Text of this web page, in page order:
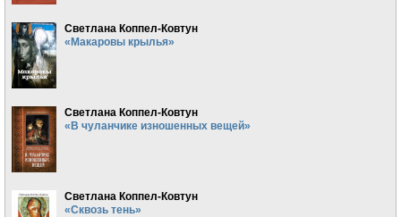
Светлана Коппел-Ковтун
«Макаровы крылья»
Светлана Коппел-Ковтун
«В чуланчике изношенных вещей»
Светлана Коппел-Ковтун
«Сквозь тень»